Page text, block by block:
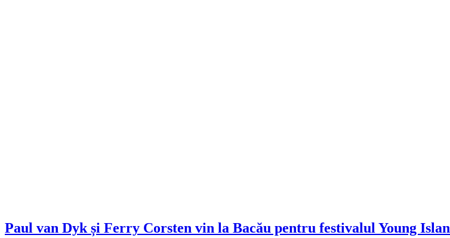
Paul van Dyk și Ferry Corsten vin la Bacău pentru festivalul Young